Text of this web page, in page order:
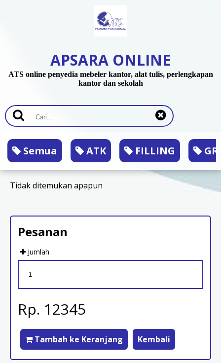
APSARA ONLINE
ATS online penyedia mebeler kantor, alat tulis, perlengkapan
kantor dan sekolah
Semua ATK FILLING
Tidak ditemukan apapun
Pesanan
Jumlah
Rp. 12345
Tambah ke Keranjang Kembali